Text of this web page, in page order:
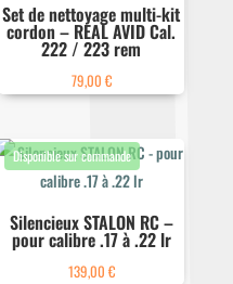
Set de nettoyage multi-kit
cordon – REAL AVID Cal.
222 / 223 rem
79,00 €
Silencieux STALON RC –
pour calibre .17 à .22 lr
139,00 €